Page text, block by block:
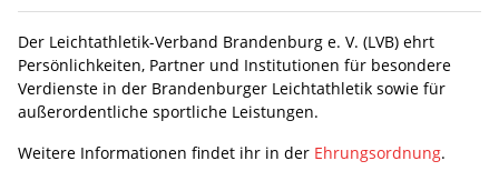
Der Leichtathletik-Verband Brandenburg e. V. (LVB) ehrt
Persönlichkeiten, Partner und Institutionen für besondere
Verdienste in der Brandenburger Leichtathletik sowie für
außerordentliche sportliche Leistungen.
Weitere Informationen findet ihr in der Ehrungsordnung.